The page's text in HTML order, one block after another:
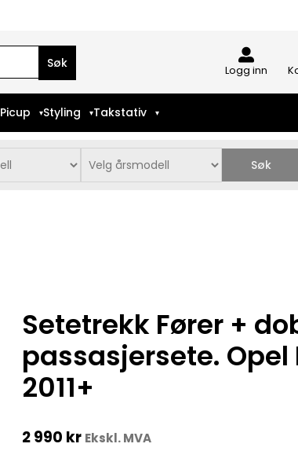
Logg inn
Picup Styling Takstativ
Søk
Setetrekk Fører +
passasjersete. Opel
2011+
2 990 kr Ekskl. MVA